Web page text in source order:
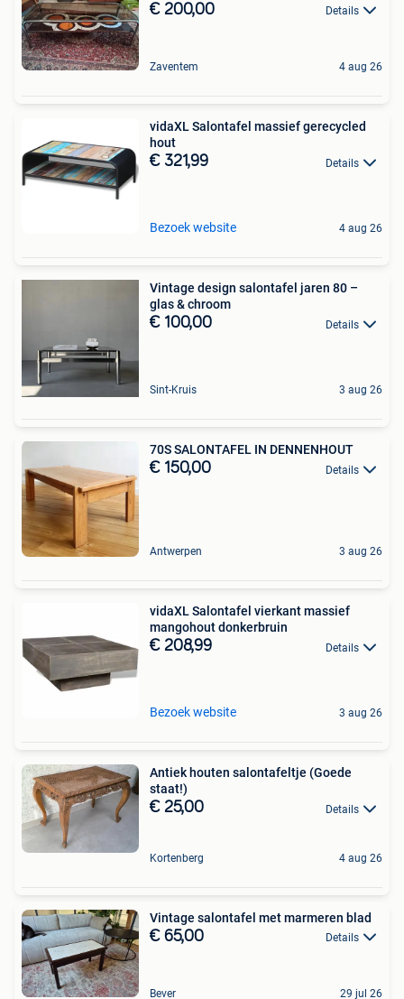
€ 200,00 Details
Zaventem 4 aug 26
vidaXL Salontafel massief gerecycled
hout
€ 321,99 Details
Bezoek website 4 aug 26
Vintage design salontafel jaren 80 –
glas & chroom
€ 100,00 Details
Sint-Kruis 3 aug 26
70S SALONTAFEL IN DENNENHOUT
€ 150,00 Details
Antwerpen 3 aug 26
vidaXL Salontafel vierkant massief
mangohout donkerbruin
€ 208,99 Details
Bezoek website 3 aug 26
Antiek houten salontafeltje (Goede
staat!)
€ 25,00 Details
Kortenberg 4 aug 26
Vintage salontafel met marmeren blad
€ 65,00 Details
Bever 29 jul 26